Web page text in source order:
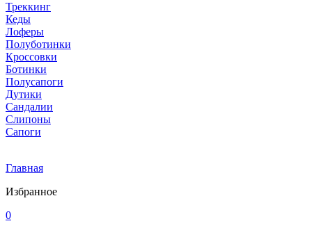
Треккинг
Кеды
Лоферы
Полуботинки
Кроссовки
Ботинки
Полусапоги
Дутики
Сандалии
Слипоны
Сапоги
Главная
Избранное
0